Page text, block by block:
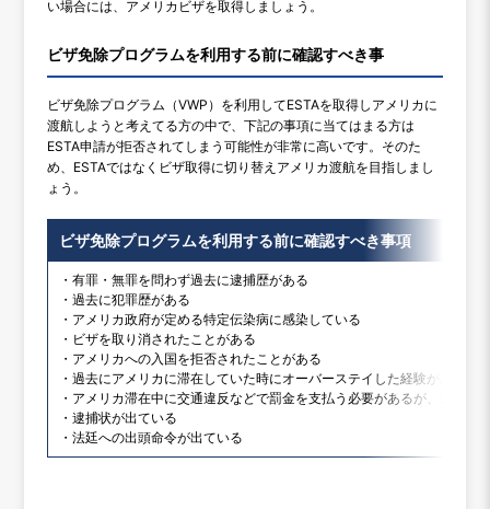
い場合には、アメリカビザを取得しましょう。
ビザ免除プログラムを利用する前に確認すべき事
ビザ免除プログラム（VWP）を利用してESTAを取得しアメリカに
渡航しようと考えてる方の中で、下記の事項に当てはまる方は
ESTA申請が拒否されてしまう可能性が非常に高いです。そのた
め、ESTAではなくビザ取得に切り替えアメリカ渡航を目指しまし
ょう。
ビザ免除プログラムを利用する前に確認すべき事項
・有罪・無罪を問わず過去に逮捕歴がある
・過去に犯罪歴がある
・アメリカ政府が定める特定伝染病に感染している
・ビザを取り消されたことがある
・アメリカへの入国を拒否されたことがある
・過去にアメリカに滞在していた時にオーバーステイした経験がある
・アメリカ滞在中に交通違反などで罰金を支払う必要があるが、未払い
・逮捕状が出ている
・法廷への出頭命令が出ている